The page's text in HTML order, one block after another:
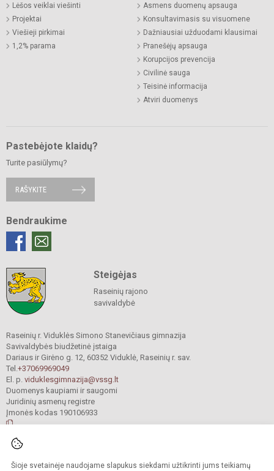
Šioje svetainėje naudojame slapukus siekdami užtikrinti jums teikiamų
Lėšos veiklai viešinti
Projektai
Viešieji pirkimai
1,2% parama
Asmens duomenų apsauga
Konsultavimasis su visuomene
Dažniausiai užduodami klausimai
Pranešėjų apsauga
Korupcijos prevencija
Civilinė sauga
Teisinė informacija
Atviri duomenys
Pastebėjote klaidų?
Turite pasiūlymų?
RAŠYKITE
Bendraukime
Steigėjas
Raseinių rajono
savivaldybė
Raseinių r. Viduklės Simono Stanevičiaus gimnazija
Savivaldybės biudžetinė įstaiga
Dariaus ir Girėno g. 12, 60352 Viduklė, Raseinių r. sav.
Tel.+37069969049
El. p. viduklesgimnazija@vssg.lt
Duomenys kaupiami ir saugomi
Juridinių asmenų registre
Įmonės kodas 190106933
saugomos.